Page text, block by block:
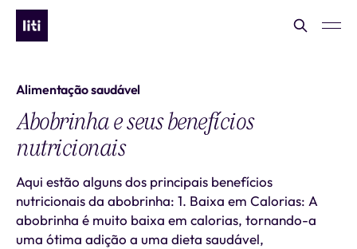
Alimentação saudável
Abobrinha e seus benefícios
nutricionais​
Aqui estão alguns dos principais benefícios
nutricionais da abobrinha: 1. Baixa em Calorias: A
abobrinha é muito baixa em calorias, tornando-a
uma ótima adição a uma dieta saudável,